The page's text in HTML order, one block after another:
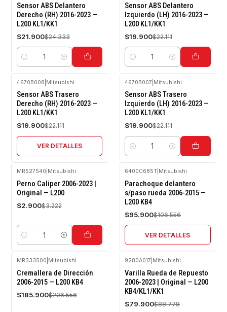
-10%
OFF
Sensor ABS Delantero
Derecho (RH) 2016-2023 —
L200 KL1/KK1
$21.900$24.333
Cantidad
-10%
OFF
Sensor ABS Delantero
Izquierdo (LH) 2016-2023 —
L200 KL1/KK1
$19.900$22.111
Cantidad
-10%
OFF
Agotado
4670B008 Mitsubishi
Sensor ABS Trasero
Derecho (RH) 2016-2023 —
L200 KL1/KK1
$19.900$22.111
VER DETALLES
-10%
OFF
4670B007 Mitsubishi
Sensor ABS Trasero
Izquierdo (LH) 2016-2023 —
L200 KL1/KK1
$19.900$22.111
Cantidad
-10%
OFF
MR5 27540 Mitsubishi
Perno Caliper 2006-2023 |
Original — L200
$2.900$3.222
Cantidad
-10%
OFF
Agotado
6400C685T Mitsubishi
Parachoque delantero
s/paso rueda 2006-2015 —
L200 KB4
$95.900$106.556
VER DETALLES
-10%
OFF
MR333500 Mitsubishi
Cremallera de Dirección
2006-2015 — L200 KB4
$185.900$206.556
-10%
OFF
9280A017 Mitsubishi
Varilla Rueda de Repuesto
2006-2023 | Original — L200
KB4/KL1/KK1
$79.900$88.778